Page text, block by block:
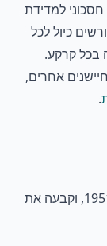
למדידת
כיול לכל
בכל קרקע.
אחרים,
.
חברת Irrometer מייצרת טנסיומטרים מאז 1951, וקבעה את